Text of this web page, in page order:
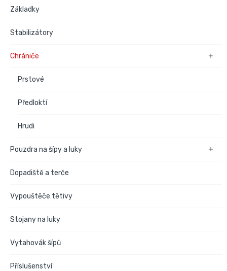
Základky
Stabilizátory
Chrániče 
Prstové
Předloktí
Hrudi
Pouzdra na šípy a luky 
Dopadiště a terče
Vypouštěče tětivy
Stojany na luky
Vytahovák šípů
Příslušenství